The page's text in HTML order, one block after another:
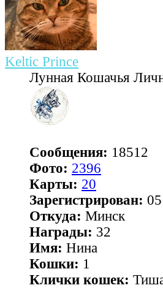
Keltic Prince
Лунная Кошачья
Сообщения: 18512
Фото: 2396
Карты: 20
Зарегистрирован:
Откуда: Минск
Награды: 32
Имя: Нина
Кошки: 1
Клички кошек: